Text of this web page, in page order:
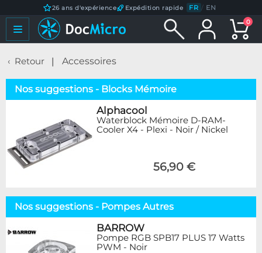
26 ans d'expérience Expédition rapide FR / EN
0
Retour Accessoires
Nos suggestions - Blocks Mémoire
Alphacool
Waterblock Mémoire D-RAM-
Cooler X4 - Plexi - Noir / Nickel
56,90 €
Nos suggestions - Pompes Autres
BARROW
Pompe RGB SPB17 PLUS 17 Watts
PWM - Noir